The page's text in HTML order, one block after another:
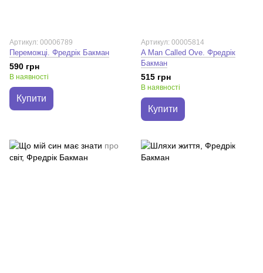
Артикул: 00006789
Переможці. Фредрік Бакман
590 грн
В наявності
Купити
Артикул: 00005814
A Man Called Ove. Фредрік
Бакман
515 грн
В наявності
Купити